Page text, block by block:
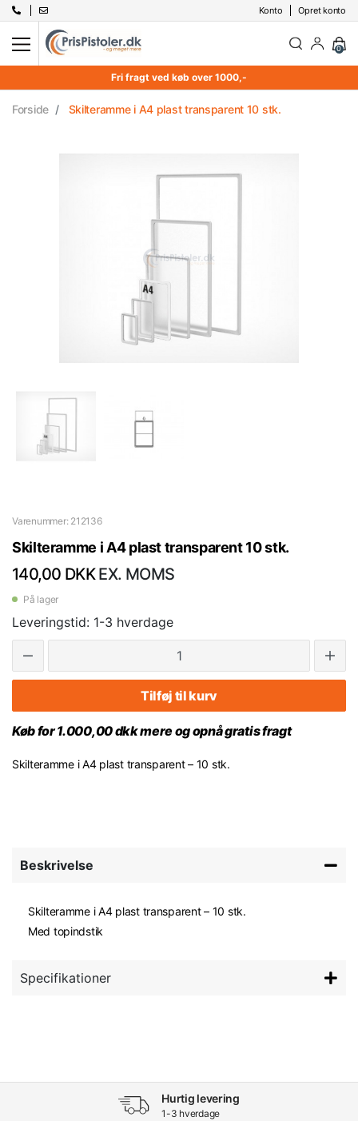
Konto Opret konto
0
Fri fragt ved køb over 1000,-
Forside Skilteramme i A4 plast transparent 10 stk.
Varenummer: 212136
Skilteramme i A4 plast transparent 10 stk.
140,00 DKK EX. MOMS
På lager
Leveringstid: 1-3 hverdage
Tilføj til kurv
Køb for 1.000,00 dkk mere og opnå gratis fragt
Skilteramme i A4 plast transparent – 10 stk.
Beskrivelse
Skilteramme i A4 plast transparent – 10 stk.
Med topindstik
Specifikationer
Hurtig levering
1-3 hverdage